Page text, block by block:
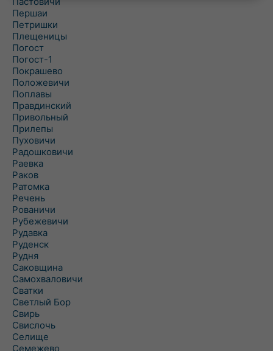
Першаи
Петришки
Плещеницы
Погост
Погост-1
Покрашево
Положевичи
Поплавы
Правдинский
Привольный
Прилепы
Пуховичи
Радошковичи
Раевка
Раков
Ратомка
Речень
Рованичи
Рубежевичи
Рудавка
Руденск
Рудня
Саковщина
Самохваловичи
Сватки
Светлый Бор
Свирь
Свислочь
Селище
Семежево